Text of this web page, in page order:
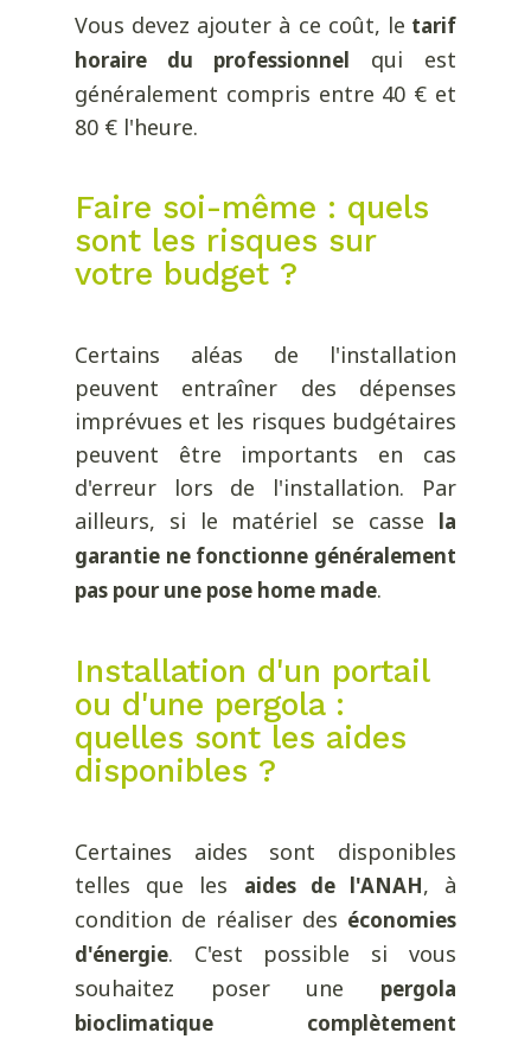
Vous devez ajouter à ce coût, le tarif
horaire du professionnel qui est
généralement compris entre 40 € et
80 € l'heure.
Faire soi-même : quels
sont les risques sur
votre budget ?
Certains aléas de l'installation
peuvent entraîner des dépenses
imprévues et les risques budgétaires
peuvent être importants en cas
d'erreur lors de l'installation. Par
ailleurs, si le matériel se casse la
garantie ne fonctionne généralement
pas pour une pose home made.
Installation d'un portail
ou d'une pergola :
quelles sont les aides
disponibles ?
Certaines aides sont disponibles
telles que les aides de l'ANAH, à
condition de réaliser des économies
d'énergie. C'est possible si vous
souhaitez poser une pergola
bioclimatique complètement